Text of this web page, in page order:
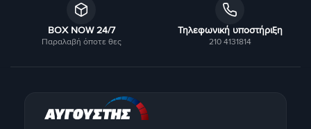
BOX NOW 24/7
Παραλαβή όποτε θες
Τηλεφωνική υποστήριξη
210 4131814